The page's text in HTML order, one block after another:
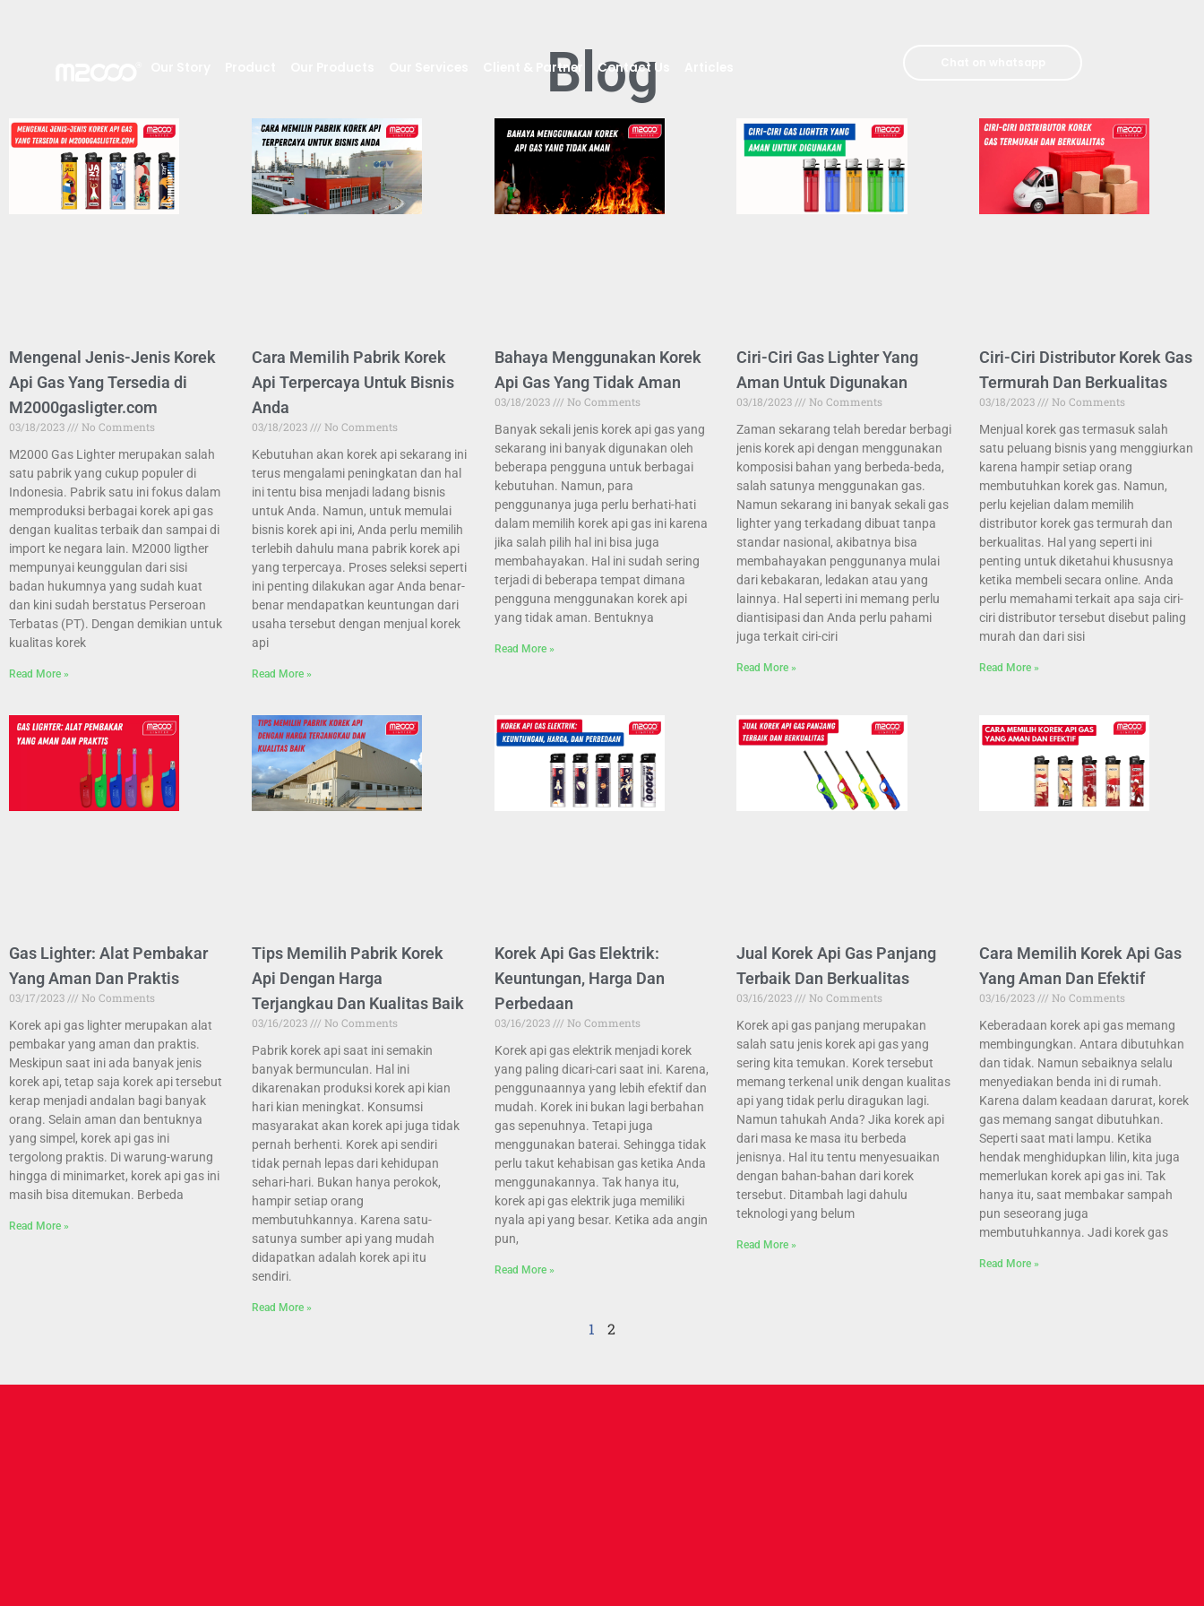
Client & Partner Contact Us
Blog
Mengenal Jenis-Jenis Korek
Api Gas Yang Tersedia di
M2000gasligter.com
03/18/2023
No Comments
M2000 Gas Lighter merupakan salah
satu pabrik yang cukup populer di
Indonesia. Pabrik satu ini fokus dalam
memproduksi berbagai korek api gas
dengan kualitas terbaik dan sampai di
import ke negara lain. M2000 ligther
mempunyai keunggulan dari sisi
badan hukumnya yang sudah kuat
dan kini sudah berstatus Perseroan
Terbatas (PT). Dengan demikian untuk
kualitas korek
Read More »
Cara Memilih Pabrik Korek
Api Terpercaya Untuk Bisnis
Anda
03/18/2023
No Comments
Kebutuhan akan korek api sekarang ini
terus mengalami peningkatan dan hal
ini tentu bisa menjadi ladang bisnis
untuk Anda. Namun, untuk memulai
bisnis korek api ini, Anda perlu memilih
terlebih dahulu mana pabrik korek api
yang terpercaya. Proses seleksi seperti
ini penting dilakukan agar Anda benar-
benar mendapatkan keuntungan dari
usaha tersebut dengan menjual korek
api
Read More »
Bahaya Menggunakan Korek
Api Gas Yang Tidak Aman
03/18/2023
No Comments
Banyak sekali jenis korek api gas yang
sekarang ini banyak digunakan oleh
beberapa pengguna untuk berbagai
kebutuhan. Namun, para
penggunanya juga perlu berhati-hati
dalam memilih korek api gas ini karena
jika salah pilih hal ini bisa juga
membahayakan. Hal ini sudah sering
terjadi di beberapa tempat dimana
pengguna menggunakan korek api
yang tidak aman. Bentuknya
Read More »
Ciri-Ciri Gas Lighter Yang
Aman Untuk Digunakan
03/18/2023
No Comments
Zaman sekarang telah beredar berbagi
jenis korek api dengan menggunakan
komposisi bahan yang berbeda-beda,
salah satunya menggunakan gas.
Namun sekarang ini banyak sekali gas
lighter yang terkadang dibuat tanpa
standar nasional, akibatnya bisa
membahayakan penggunanya mulai
dari kebakaran, ledakan atau yang
lainnya. Hal seperti ini memang perlu
diantisipasi dan Anda perlu pahami
juga terkait ciri-ciri
Read More »
Ciri-Ciri Distributor Korek Gas
Termurah Dan Berkualitas
03/18/2023
No Comments
Menjual korek gas termasuk salah
satu peluang bisnis yang menggiurkan
karena hampir setiap orang
membutuhkan korek gas. Namun,
perlu kejelian dalam memilih
distributor korek gas termurah dan
berkualitas. Hal yang seperti ini
penting untuk diketahui khususnya
ketika membeli secara online. Anda
perlu memahami terkait apa saja ciri-
ciri distributor tersebut disebut paling
murah dan dari sisi
Read More »
Gas Lighter: Alat Pembakar
Yang Aman Dan Praktis
03/17/2023
No Comments
Korek api gas lighter merupakan alat
pembakar yang aman dan praktis.
Meskipun saat ini ada banyak jenis
korek api, tetap saja korek api tersebut
kerap menjadi andalan bagi banyak
orang. Selain aman dan bentuknya
yang simpel, korek api gas ini
tergolong praktis. Di warung-warung
hingga di minimarket, korek api gas ini
masih bisa ditemukan. Berbeda
Read More »
Tips Memilih Pabrik Korek
Api Dengan Harga
Terjangkau Dan Kualitas Baik
03/16/2023
No Comments
Pabrik korek api saat ini semakin
banyak bermunculan. Hal ini
dikarenakan produksi korek api kian
hari kian meningkat. Konsumsi
masyarakat akan korek api juga tidak
pernah berhenti. Korek api sendiri
tidak pernah lepas dari kehidupan
sehari-hari. Bukan hanya perokok,
hampir setiap orang
membutuhkannya. Karena satu-
satunya sumber api yang mudah
didapatkan adalah korek api itu
sendiri.
Read More »
Korek Api Gas Elektrik:
Keuntungan, Harga Dan
Perbedaan
03/16/2023
No Comments
Korek api gas elektrik menjadi korek
yang paling dicari-cari saat ini. Karena,
penggunaannya yang lebih efektif dan
mudah. Korek ini bukan lagi berbahan
gas sepenuhnya. Tetapi juga
menggunakan baterai. Sehingga tidak
perlu takut kehabisan gas ketika Anda
menggunakannya. Tak hanya itu,
korek api gas elektrik juga memiliki
nyala api yang besar. Ketika ada angin
pun,
Read More »
Jual Korek Api Gas Panjang
Terbaik Dan Berkualitas
03/16/2023
No Comments
Korek api gas panjang merupakan
salah satu jenis korek api gas yang
sering kita temukan. Korek tersebut
memang terkenal unik dengan kualitas
api yang tidak perlu diragukan lagi.
Namun tahukah Anda? Jika korek api
dari masa ke masa itu berbeda
jenisnya. Hal itu tentu menyesuaikan
dengan bahan-bahan dari korek
tersebut. Ditambah lagi dahulu
teknologi yang belum
Read More »
Cara Memilih Korek Api Gas
Yang Aman Dan Efektif
03/16/2023
No Comments
Keberadaan korek api gas memang
membingungkan. Antara dibutuhkan
dan tidak. Namun sebaiknya selalu
menyediakan benda ini di rumah.
Karena dalam keadaan darurat, korek
gas memang sangat dibutuhkan.
Seperti saat mati lampu. Ketika
hendak menghidupkan lilin, kita juga
memerlukan korek api gas ini. Tak
hanya itu, saat membakar sampah
pun seseorang juga
membutuhkannya. Jadi korek gas
Read More »
1 2